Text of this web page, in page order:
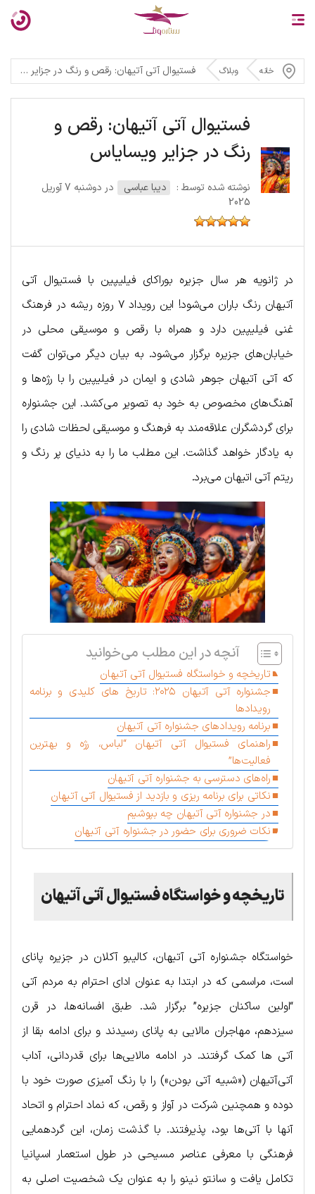
خانه وبلاگ فستیوال آتی آتیهان: رقص و رنگ در جزایر ویسایاس
فستیوال آتی آتیهان: رقص و
رنگ در جزایر ویسایاس
نوشته شده توسط : دیبا عباسی
در دوشنبه 7 آوریل
2025
در ژانویه هر سال جزیره بوراکای فیلیپین با فستیوال آتی
آتیهان رنگ باران می‌شود! این رویداد ۷ روزه ریشه در فرهنگ
غنی فیلیپین دارد و همراه با رقص و موسیقی محلی در
خیابان‌های جزیره برگزار می‌شود. به بیان دیگر می‌توان گفت
که آتی آتیهان جوهر شادی و ایمان در فیلیپین را با رژه‌ها و
آهنگ‌های مخصوص به خود به تصویر می‌کشد. این جشنواره
برای گردشگران علاقه‌مند به فرهنگ و موسیقی لحظات شادی را
به یادگار خواهد گذاشت. این مطلب ما را به دنیای پر رنگ و
ریتم آتی اتیهان می‌برد.
آنچه در این مطلب می‌خوانید
تاریخچه و خواستگاه فستیوال آتی آتیهان
جشنواره آتی آتیهان ۲۰۲۵: تاریخ های کلیدی و برنامه
رویدادها
برنامه رویدادهای جشنواره آتی آتیهان
راهنمای فستیوال آتی آتیهان “لباس، رژه و بهترین
فعالیت‌ها”
راه‌های دسترسی به جشنواره آتی آتیهان
نکاتی برای برنامه ریزی و بازدید از فستیوال آتی آتیهان
در جشنواره آتی آتیهان چه بپوشیم
نکات ضروری برای حضور در جشنواره آتی آتیهان
تاریخچه و خواستگاه فستیوال آتی آتیهان
خواستگاه جشنواره آتی آتیهان، کالیبو آکلان در جزیره پانای
است، مراسمی که در ابتدا به عنوان ادای احترام به مردم آتی
“اولین ساکنان جزیره” برگزار شد. طبق افسانه‌ها، در قرن
سیزدهم، مهاجران مالایی به پانای رسیدند و برای ادامه بقا از
آتی ها کمک گرفتند. در ادامه مالایی‌ها برای قدردانی، آداب
آتی‌آتیهان («شبیه آتی بودن») را با رنگ آمیزی صورت خود با
دوده و همچنین شرکت در آواز و رقص، که نماد احترام و اتحاد
آنها با آتی‌ها بود، پذیرفتند. با گذشت زمان، این گردهمایی
فرهنگی با معرفی عناصر مسیحی در طول استعمار اسپانیا
تکامل یافت و سانتو نینو را به عنوان یک شخصیت اصلی به